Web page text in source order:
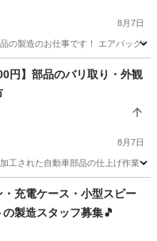
8月7日
の製造のお仕事です！ エアバッグ
円】部品のバリ取り・外観
8月7日
工された自動車部品の仕上げ作業・
時給
・充電ケース・小型スピー
製造スタッフ募集🎵